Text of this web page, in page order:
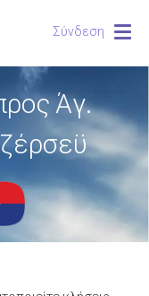
Σύνδεση
Άγ.